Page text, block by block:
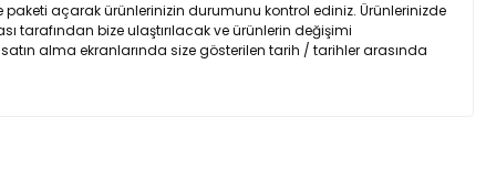
açarak ürünlerinizin durumunu kontrol ediniz. Ürünlerinizde
tarafından bize ulaştırılacak ve ürünlerin değişimi
alma ekranlarında size gösterilen tarih / tarihler arasında